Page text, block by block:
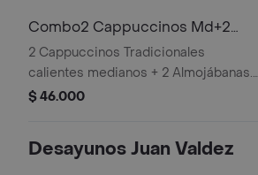
Combo2 Cappuccinos Md+2
Almojabanas
2 Cappuccinos Tradicionales
calientes medianos + 2 Almojábanas.
La presentación del capuccino para
$ 46.000
Desayunos Juan Valdez